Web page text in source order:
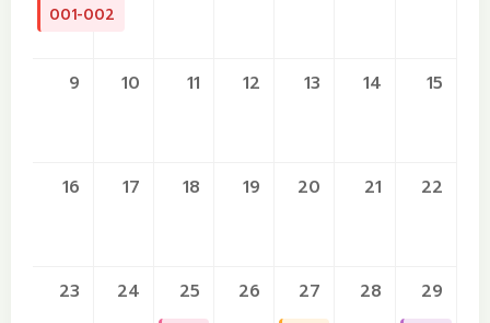
001-002
9 10 11 12 13 14 15
16 17 18 19 20 21 22
23 24 25 26 27 28 29